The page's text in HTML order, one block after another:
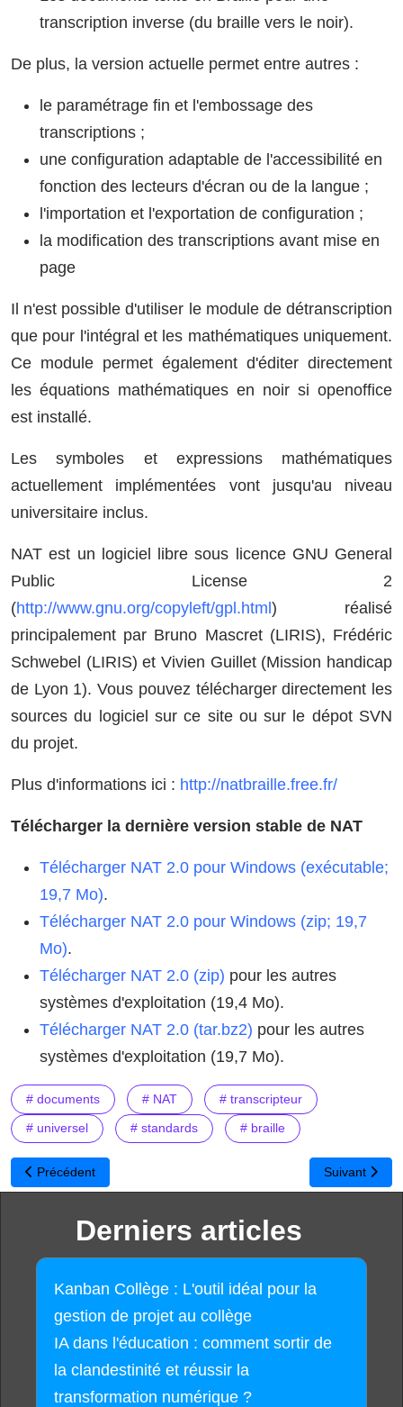
transcription inverse (du braille vers le noir).
De plus, la version actuelle permet entre autres :
le paramétrage fin et l'embossage des
transcriptions ;
une configuration adaptable de l'accessibilité en
fonction des lecteurs d'écran ou de la langue ;
l'importation et l'exportation de configuration ;
la modification des transcriptions avant mise en
page
Il n'est possible d'utiliser le module de détranscription
que pour l'intégral et les mathématiques uniquement.
Ce module permet également d'éditer directement
les équations mathématiques en noir si openoffice
est installé.
Les symboles et expressions mathématiques
actuellement implémentées vont jusqu'au niveau
universitaire inclus.
NAT est un logiciel libre sous licence GNU General
Public License 2
(http://www.gnu.org/copyleft/gpl.html) réalisé
principalement par Bruno Mascret (LIRIS), Frédéric
Schwebel (LIRIS) et Vivien Guillet (Mission handicap
de Lyon 1). Vous pouvez télécharger directement les
sources du logiciel sur ce site ou sur le dépot SVN
du projet.
Plus d'informations ici : http://natbraille.free.fr/
Télécharger la dernière version stable de NAT
Télécharger NAT 2.0 pour Windows (exécutable;
19,7 Mo).
Télécharger NAT 2.0 pour Windows (zip; 19,7
Mo).
Télécharger NAT 2.0 (zip) pour les autres
systèmes d'exploitation (19,4 Mo).
Télécharger NAT 2.0 (tar.bz2) pour les autres
systèmes d'exploitation (19,7 Mo).
# documents # NAT # transcripteur
# universel # standards # braille
Article précédent : Linux : nouvelle version d'Ubuntu 11.04 « The
Précédent Article
Suivant
Derniers articles
Kanban Collège : L'outil idéal pour la
gestion de projet au collège
IA dans l'éducation : comment sortir de
la clandestinité et réussir la
transformation numérique ?